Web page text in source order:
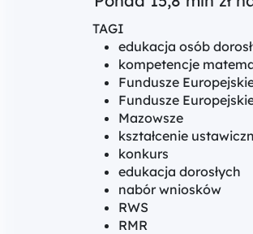
TAGI
edukacja osób
kompetencje
Fundusze
Fundusze
Mazowsze
kształcenie
konkurs
edukacja dorosłych
nabór wniosków
RWS
RMR